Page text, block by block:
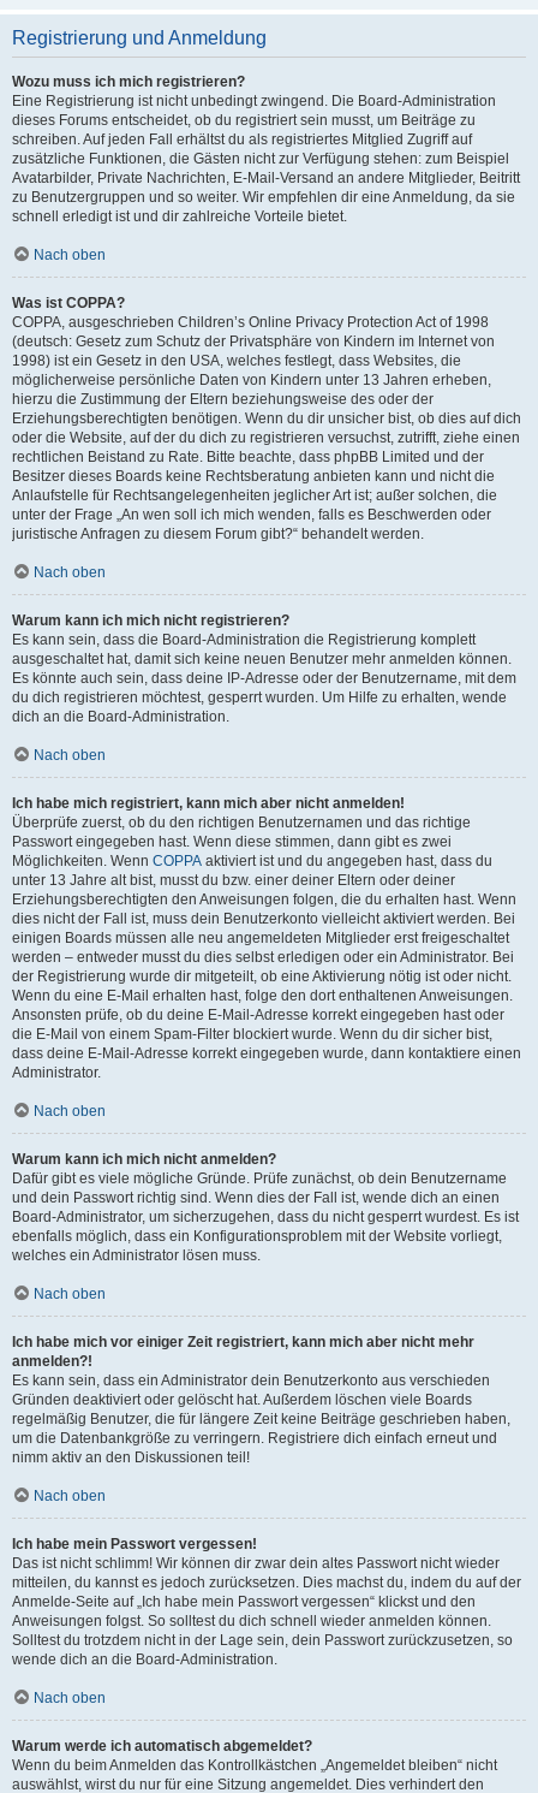
Registrierung und Anmeldung
Wozu muss ich mich registrieren?
Eine Registrierung ist nicht unbedingt zwingend. Die Board-Administration
dieses Forums entscheidet, ob du registriert sein musst, um Beiträge zu
schreiben. Auf jeden Fall erhältst du als registriertes Mitglied Zugriff auf
zusätzliche Funktionen, die Gästen nicht zur Verfügung stehen: zum Beispiel
Avatarbilder, Private Nachrichten, E-Mail-Versand an andere Mitglieder, Beitritt
zu Benutzergruppen und so weiter. Wir empfehlen dir eine Anmeldung, da sie
schnell erledigt ist und dir zahlreiche Vorteile bietet.
Nach oben
Was ist COPPA?
COPPA, ausgeschrieben Children’s Online Privacy Protection Act of 1998
(deutsch: Gesetz zum Schutz der Privatsphäre von Kindern im Internet von
1998) ist ein Gesetz in den USA, welches festlegt, dass Websites, die
möglicherweise persönliche Daten von Kindern unter 13 Jahren erheben,
hierzu die Zustimmung der Eltern beziehungsweise des oder der
Erziehungsberechtigten benötigen. Wenn du dir unsicher bist, ob dies auf dich
oder die Website, auf der du dich zu registrieren versuchst, zutrifft, ziehe einen
rechtlichen Beistand zu Rate. Bitte beachte, dass phpBB Limited und der
Besitzer dieses Boards keine Rechtsberatung anbieten kann und nicht die
Anlaufstelle für Rechtsangelegenheiten jeglicher Art ist; außer solchen, die
unter der Frage „An wen soll ich mich wenden, falls es Beschwerden oder
juristische Anfragen zu diesem Forum gibt?“ behandelt werden.
Nach oben
Warum kann ich mich nicht registrieren?
Es kann sein, dass die Board-Administration die Registrierung komplett
ausgeschaltet hat, damit sich keine neuen Benutzer mehr anmelden können.
Es könnte auch sein, dass deine IP-Adresse oder der Benutzername, mit dem
du dich registrieren möchtest, gesperrt wurden. Um Hilfe zu erhalten, wende
dich an die Board-Administration.
Nach oben
Ich habe mich registriert, kann mich aber nicht anmelden!
Überprüfe zuerst, ob du den richtigen Benutzernamen und das richtige
Passwort eingegeben hast. Wenn diese stimmen, dann gibt es zwei
Möglichkeiten. Wenn COPPA aktiviert ist und du angegeben hast, dass du
unter 13 Jahre alt bist, musst du bzw. einer deiner Eltern oder deiner
Erziehungsberechtigten den Anweisungen folgen, die du erhalten hast. Wenn
dies nicht der Fall ist, muss dein Benutzerkonto vielleicht aktiviert werden. Bei
einigen Boards müssen alle neu angemeldeten Mitglieder erst freigeschaltet
werden – entweder musst du dies selbst erledigen oder ein Administrator. Bei
der Registrierung wurde dir mitgeteilt, ob eine Aktivierung nötig ist oder nicht.
Wenn du eine E-Mail erhalten hast, folge den dort enthaltenen Anweisungen.
Ansonsten prüfe, ob du deine E-Mail-Adresse korrekt eingegeben hast oder
die E-Mail von einem Spam-Filter blockiert wurde. Wenn du dir sicher bist,
dass deine E-Mail-Adresse korrekt eingegeben wurde, dann kontaktiere einen
Administrator.
Nach oben
Warum kann ich mich nicht anmelden?
Dafür gibt es viele mögliche Gründe. Prüfe zunächst, ob dein Benutzername
und dein Passwort richtig sind. Wenn dies der Fall ist, wende dich an einen
Board-Administrator, um sicherzugehen, dass du nicht gesperrt wurdest. Es ist
ebenfalls möglich, dass ein Konfigurationsproblem mit der Website vorliegt,
welches ein Administrator lösen muss.
Nach oben
Ich habe mich vor einiger Zeit registriert, kann mich aber nicht mehr
anmelden?!
Es kann sein, dass ein Administrator dein Benutzerkonto aus verschieden
Gründen deaktiviert oder gelöscht hat. Außerdem löschen viele Boards
regelmäßig Benutzer, die für längere Zeit keine Beiträge geschrieben haben,
um die Datenbankgröße zu verringern. Registriere dich einfach erneut und
nimm aktiv an den Diskussionen teil!
Nach oben
Ich habe mein Passwort vergessen!
Das ist nicht schlimm! Wir können dir zwar dein altes Passwort nicht wieder
mitteilen, du kannst es jedoch zurücksetzen. Dies machst du, indem du auf der
Anmelde-Seite auf „Ich habe mein Passwort vergessen“ klickst und den
Anweisungen folgst. So solltest du dich schnell wieder anmelden können.
Solltest du trotzdem nicht in der Lage sein, dein Passwort zurückzusetzen, so
wende dich an die Board-Administration.
Nach oben
Warum werde ich automatisch abgemeldet?
Wenn du beim Anmelden das Kontrollkästchen „Angemeldet bleiben“ nicht
auswählst, wirst du nur für eine Sitzung angemeldet. Dies verhindert den